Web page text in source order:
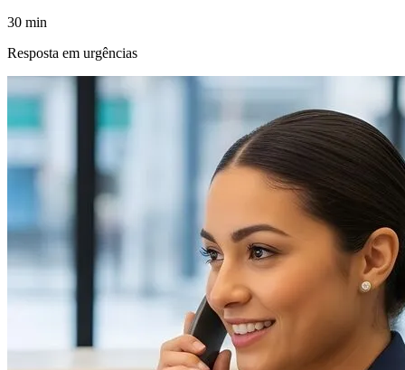
30 min
Resposta em urgências